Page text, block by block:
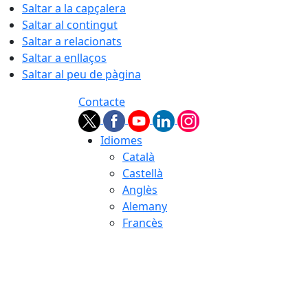
Saltar a la capçalera
Saltar al contingut
Saltar a relacionats
Saltar a enllaços
Saltar al peu de pàgina
Contacte
Idiomes
Català
Castellà
Anglès
Alemany
Francès